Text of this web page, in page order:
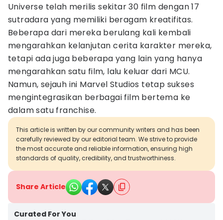
Universe telah merilis sekitar 30 film dengan 17
sutradara yang memiliki beragam kreatifitas.
Beberapa dari mereka berulang kali kembali
mengarahkan kelanjutan cerita karakter mereka,
tetapi ada juga beberapa yang lain yang hanya
mengarahkan satu film, lalu keluar dari MCU.
Namun, sejauh ini Marvel Studios tetap sukses
mengintegrasikan berbagai film bertema ke
dalam satu franchise.
This article is written by our community writers and has been
carefully reviewed by our editorial team. We strive to provide
the most accurate and reliable information, ensuring high
standards of quality, credibility, and trustworthiness.
Share Article
Curated For You